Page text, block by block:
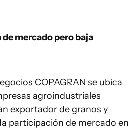
mercado pero baja
COPAGRAN se ubica
agroindustriales
exportador de granos y
participación de mercado en